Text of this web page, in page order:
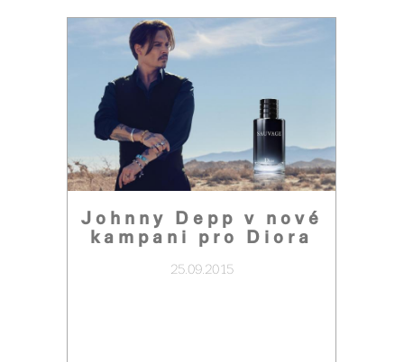
Johnny Depp v nové
kampani pro Diora
25.09.2015